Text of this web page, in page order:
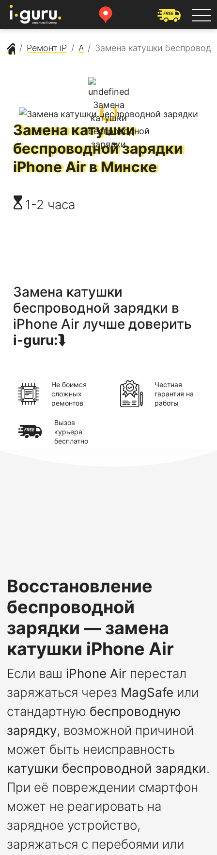
Сервисный центр Apple
Ремонт iPhoneAir Замена катушки
Замена катушки
беспроводной зарядки
iPhone Airв Минске
1-2 часа
Замена катушки
беспроводной зарядки в
iPhone Air лучше доверить
i-guru:⮯
Не боимся
сложных
ремонтов
Честная
гарантия на
работы
Вызов
курьера
бесплатно
Восстановление
беспроводной
зарядки — замена
катушки iPhone Air
Если ваш iPhone Air перестал
заряжаться через MagSafe или
стандартную беспроводную
зарядку, возможной причиной
может быть неисправность
катушки беспроводной зарядки.
При её повреждении смартфон
может не реагировать на
зарядное устройство,
заряжаться с перебоями или